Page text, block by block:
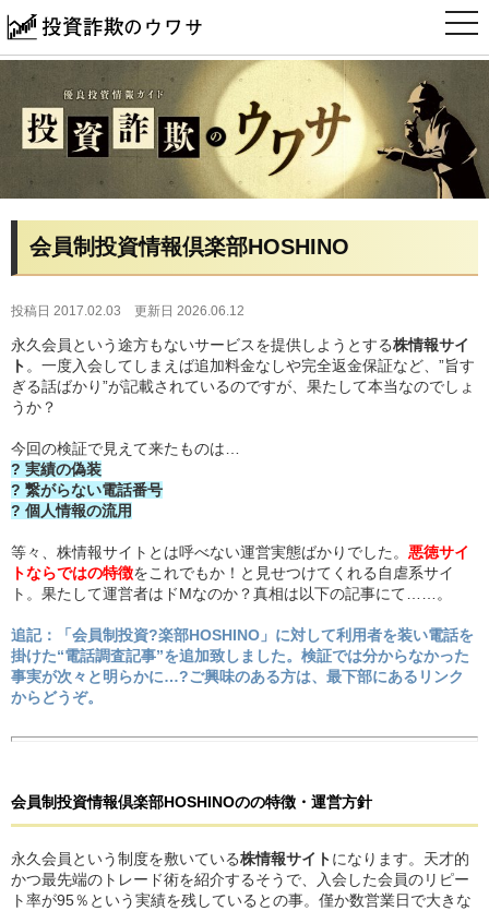
t
o
g
a
i
a
会員制投資情報倶楽部HOSHINO
投稿日 2017.02.03 更新日 2026.06.12
永久会員という途方もないサービスを提供しようとする株情報サイ
ト 。一度入会してしまえば追加料金なしや完全返金保証など、”旨す
ぎる話ばかり”が記載されているのですが、果たして本当なのでしょ
うか？
今回の検証で見えて来たものは…
? 実績の偽装
? 繋がらない電話番号
? 個人情報の流用
等々、株情報サイトとは呼べない運営実態ばかりでした。 悪徳サイ
トならではの特徴をこれでもか！と見せつけてくれる自虐系サイ
ト。果たして運営者はドMなのか？真相は以下の記事にて……。
追記：「会員制投資?楽部HOSHINO」に対して利用者を装い電話を
掛けた“電話調査記事”を追加致しました。検証では分からなかった
事実が次々と明らかに…?ご興味のある方は、最下部にあるリンク
からどうぞ。
会員制投資情報倶楽部HOSHINOのの特徴・運営方針
永久会員という制度を敷いている株情報サイトになります。天才的
かつ最先端のトレード術を紹介するそうで、入会した会員のリピー
ト率が95％という実績を残しているとの事。僅か数営業日で大きな